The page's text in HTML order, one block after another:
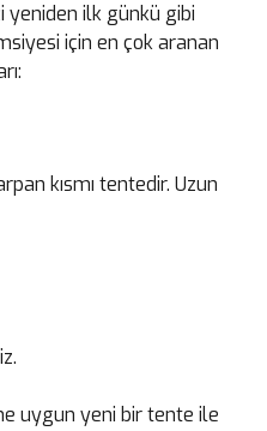
ilk günkü gibi
için en çok aranan
kısmı tentedir. Uzun
uygun yeni bir tente ile